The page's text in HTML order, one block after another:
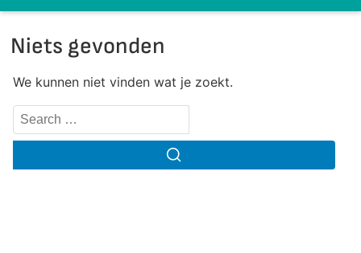
Niets gevonden
We kunnen niet vinden wat je zoekt.
Search
for:
Search